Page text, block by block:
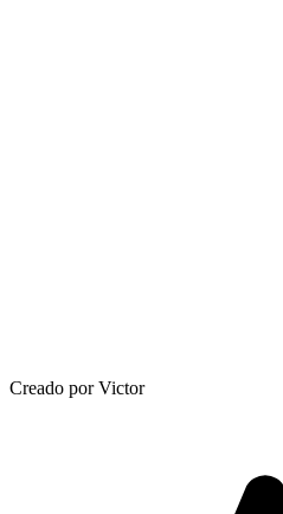
Creado por Victor